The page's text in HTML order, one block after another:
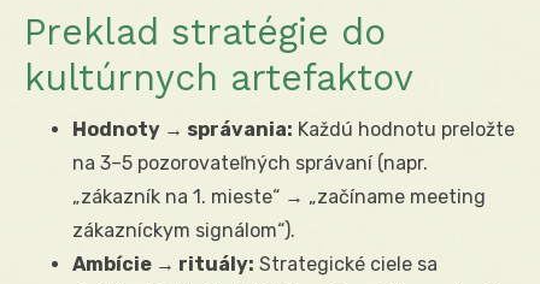
Preklad stratégie do
kultúrnych artefaktov
Hodnoty → správania: Každú hodnotu preložte
na 3–5 pozorovateľných správaní (napr.
„zákazník na 1. mieste“ → „začíname meeting
zákazníckym signálom“).
Ambície → rituály: Strategické ciele sa